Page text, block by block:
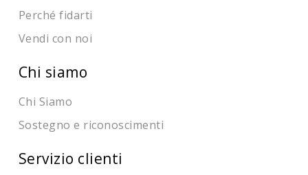
Perché fidarti
Vendi con noi
Chi siamo
Chi Siamo
Sostegno e riconoscimenti
Servizio clienti